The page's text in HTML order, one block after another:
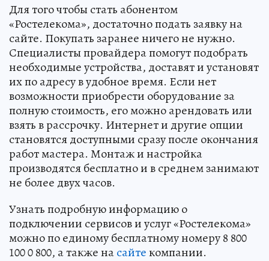
Для того чтобы стать абонентом
«Ростелекома», достаточно подать заявку на
сайте. Покупать заранее ничего не нужно.
Специалисты провайдера помогут подобрать
необходимые устройства, доставят и установят
их по адресу в удобное время. Если нет
возможности приобрести оборудование за
полную стоимость, его можно арендовать или
взять в рассрочку. Интернет и другие опции
становятся доступными сразу после окончания
работ мастера. Монтаж и настройка
производятся бесплатно и в среднем занимают
не более двух часов.
Узнать подробную информацию о
подключении сервисов и услуг «Ростелекома»
можно по единому бесплатному номеру 8 800
100 0 800, а также насайтекомпании.